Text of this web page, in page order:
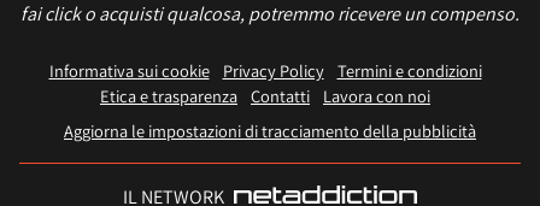
fai click o acquisti qualcosa, potremmo ricevere un compenso.
Informativa sui cookie Privacy Policy
Termini e condizioni
Etica e trasparenza Contatti
Lavora con noi
Aggiorna le impostazioni di tracciamento della pubblicità
IL NETWORK